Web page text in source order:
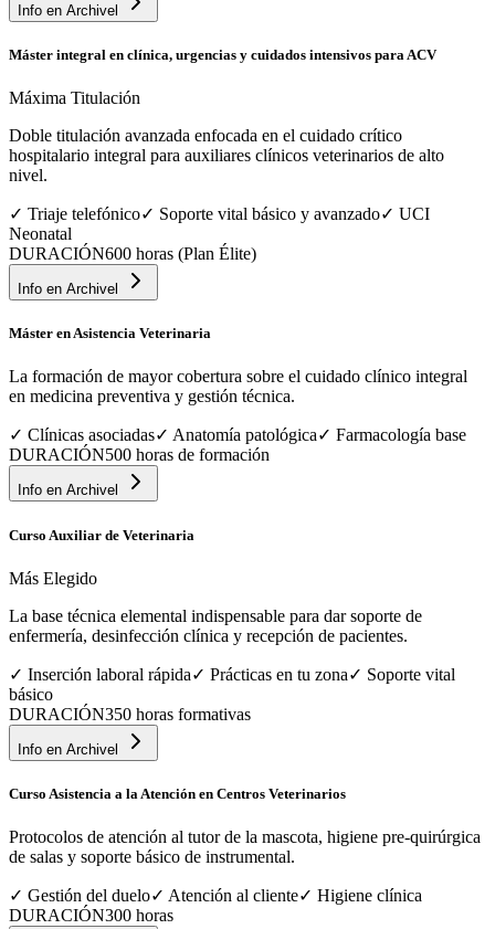
Info en Archivel
Máster integral en clínica, urgencias y cuidados intensivos para ACV
Máxima Titulación
Doble titulación avanzada enfocada en el cuidado crítico
hospitalario integral para auxiliares clínicos veterinarios de alto
nivel.
✓ Triaje telefónico✓ Soporte vital básico y avanzado✓ UCI
Neonatal
DURACIÓN600 horas (Plan Élite)
Info en Archivel
Máster en Asistencia Veterinaria
La formación de mayor cobertura sobre el cuidado clínico integral
en medicina preventiva y gestión técnica.
✓ Clínicas asociadas✓ Anatomía patológica✓ Farmacología base
DURACIÓN500 horas de formación
Info en Archivel
Curso Auxiliar de Veterinaria
Más Elegido
La base técnica elemental indispensable para dar soporte de
enfermería, desinfección clínica y recepción de pacientes.
✓ Inserción laboral rápida✓ Prácticas en tu zona✓ Soporte vital
básico
DURACIÓN350 horas formativas
Info en Archivel
Curso Asistencia a la Atención en Centros Veterinarios
Protocolos de atención al tutor de la mascota, higiene pre-quirúrgica
de salas y soporte básico de instrumental.
✓ Gestión del duelo✓ Atención al cliente✓ Higiene clínica
DURACIÓN300 horas